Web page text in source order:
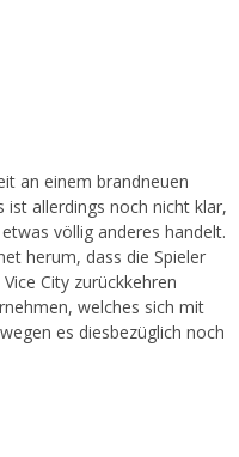
an einem brandneuen
ist allerdings noch nicht klar,
völlig anderes handelt.
herum, dass die Spieler
City zurückkehren
welches sich mit
es diesbezüglich noch